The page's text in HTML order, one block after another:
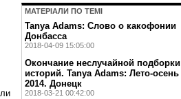
МАТЕРIАЛИ ПО ТЕМI
Tanya Adams: Слово о какофонии
Донбасса
2018-04-09 15:05:00
Окончание неслучайной подборки
историй. Tanya Adams: Лето-осень
2014. Донецк
2018-03-21 00:42:00